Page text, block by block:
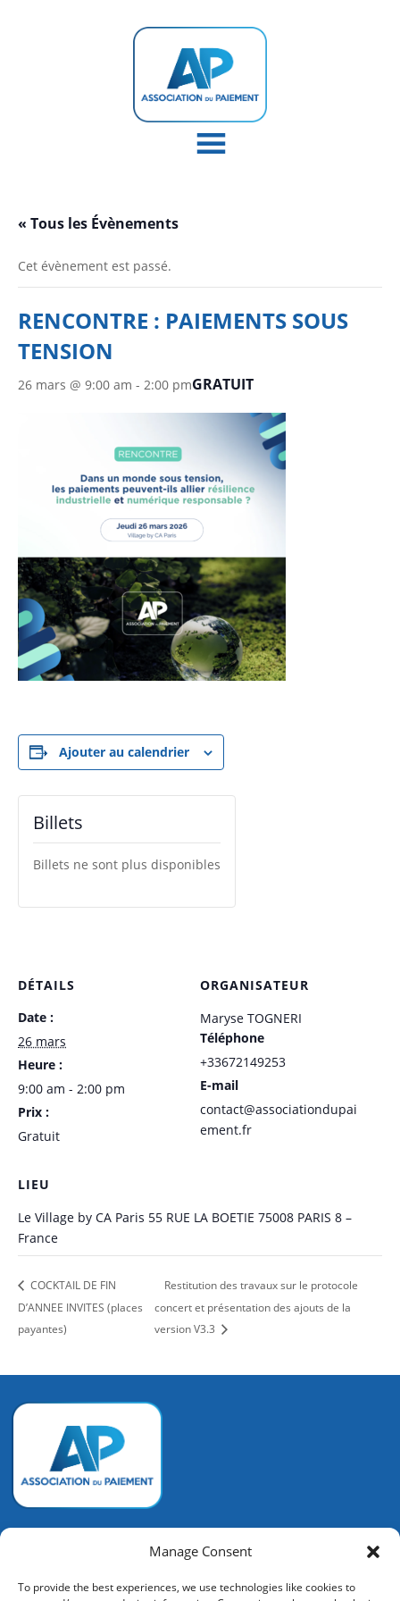
Manage Consent
To provide the best experiences, we use technologies like cookies to
« Tous les Évènements
Cet évènement est passé.
RENCONTRE : PAIEMENTS SOUS
TENSION
26 mars @ 9:00 am - 2:00 pmGRATUIT
Ajouter au calendrier
DÉTAILS
Date :
26 mars
Heure :
9:00 am - 2:00 pm
Prix :
Gratuit
ORGANISATEUR
Maryse TOGNERI
Téléphone
+33672149253
E-mail
contact@associationdupai
ement.fr
LIEU
Le Village by CA Paris 55 RUE LA BOETIE 75008 PARIS 8 –
France
Billets
Billets ne sont plus disponibles
COCKTAIL DE FIN
D’ANNEE INVITES (places
payantes)
Restitution des travaux sur le protocole
concert et présentation des ajouts de la
version V3.3
Association du Paiement
75008 PARIS